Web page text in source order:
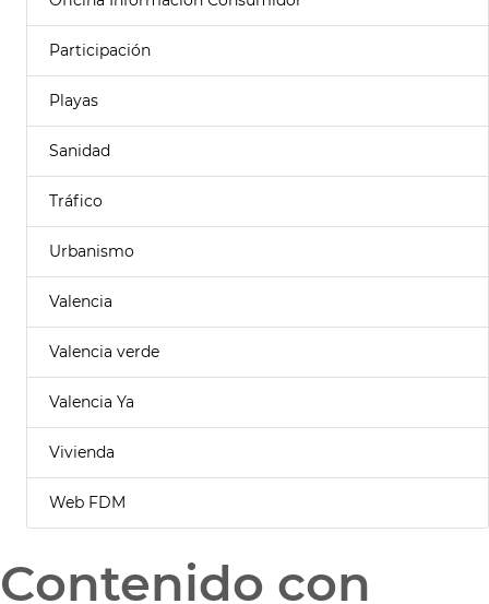
Participación
Playas
Sanidad
Tráfico
Urbanismo
Valencia
Valencia verde
Valencia Ya
Vivienda
Web FDM
Contenido con